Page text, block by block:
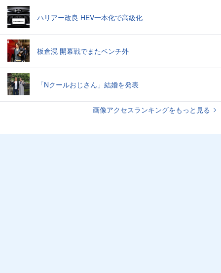
ハリアー改良 HEV一本化で高級化
板倉滉 開幕戦でまたベンチ外
「Nクールおじさん」結婚を発表
画像アクセスランキングをもっと見る